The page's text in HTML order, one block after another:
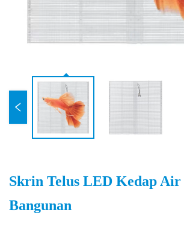
Skrin Telus LED Kedap
Bangunan